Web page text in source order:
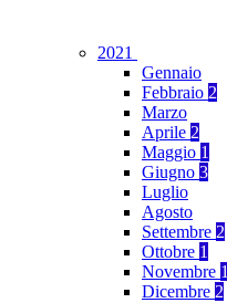
2021
Gennaio
Febbraio 2
Marzo
Aprile 2
Maggio 1
Giugno 3
Luglio
Agosto
Settembre 2
Ottobre 1
Novembre 1
Dicembre 2